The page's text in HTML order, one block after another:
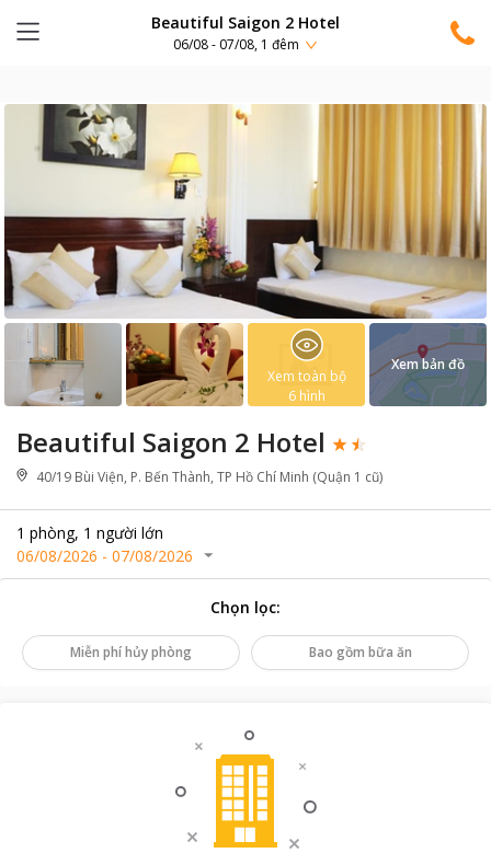
Beautiful Saigon 2 Hotel
06/08 - 07/08, 1 đêm
Beautiful Saigon 2 Hotel
40/19 Bùi Viện, P. Bến Thành, TP Hồ Chí Minh (Quận 1 cũ)
1 phòng, 1 người lớn
06/08/2026 - 07/08/2026
Xem toàn bộ
6 hình
Xem bản đồ
Chọn lọc:
Miễn phí hủy phòng Bao gồm bữa ăn